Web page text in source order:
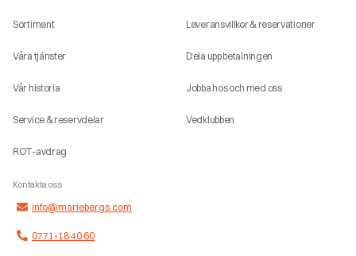
Sortiment
Våra tjänster
Vår historia
Service & reservdelar
ROT-avdrag
Leveransvillkor & reservationer
Dela upp betalningen
Jobba hos och med oss
Vedklubben
Kontakta oss
info@mariebergs.com
0771-18 40 60